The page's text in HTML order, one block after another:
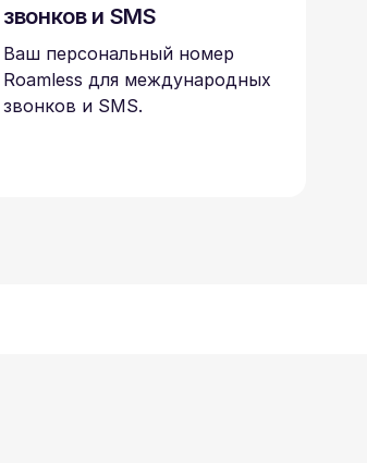
звонков и SMS
Ваш персональный номер
Roamless для международных
звонков и SMS.